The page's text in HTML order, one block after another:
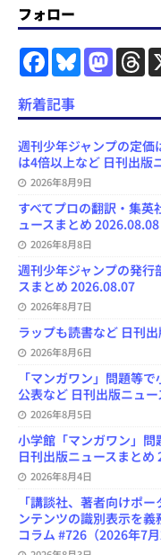
フォロー
F
a
e
b
o
k
B
s
y
M
a
o
o
n
T
h
a
s
新着記事
週刊少年ジャンプの定
は4倍以上など 日刊出版
2026年8月9日
すべてプロの翻訳・集英
ュースまとめ 2026.08.08
2026年8月8日
週刊少年ジャンプの発行
スまとめ 2026.08.07
2026年8月7日
ラップも読書など 日刊
2026年8月6日
「マンガワン」問題等
公表など 日刊出版ニュ
2026年8月5日
小学館「マンガワン」
日刊出版ニュースまとめ
2026年8月4日
「講談社、著者向けポ
ンテンツの識別表示を
コラム #726（2026年7月